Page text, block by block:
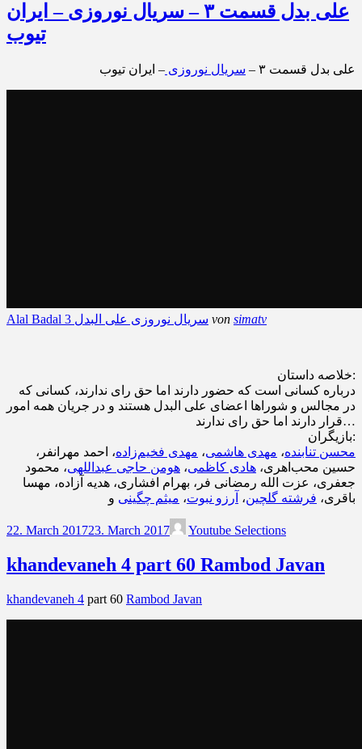
علی بدل قسمت ۳ – سریال نوروزی – ایران
تیوب
علی بدل قسمت ۳ – سریال نوروزی – ایران تیوب
Alal Badal 3 سریال نوروزی علی البدل von simatv
خلاصه داستان:
درباره کسانی است که حضور دارند اما حق رای ندارند، کسانی که
در مجالس و شوراها اعضای علی البدل هستند و در جریان همه امور
قرار دارند اما حق رای ندارند…
بازیگران:
محسن تنابنده، مهدی هاشمی، مهدی فخیم‌زاده، احمد مهرانفر،
حسین محب‌اهری، هادی کاظمی، هومن حاجی عبداللهی، محمود
جعفری، عزت الله رمضانی فر، بهرام افشاری، هدیه آزاده، مهسا
باقری، فرشته گلچین، آرزو نبوت، میثم چگینی و
22. March 201723. March 2017 Youtube Selections
khandevaneh 4 part 60 Rambod Javan
khandevaneh 4 part 60 Rambod Javan